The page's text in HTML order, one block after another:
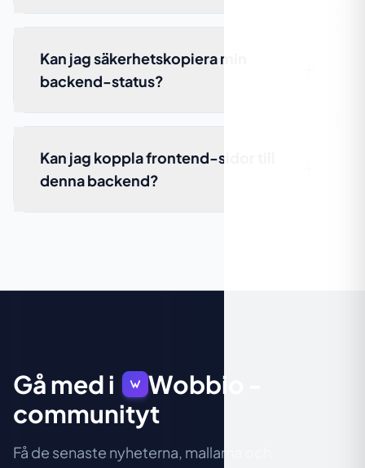
Kan jag säkerhetskopiera min
backend-status?
Kan jag koppla frontend-sidor till
denna backend?
Gå med i Wobbio
communityt
Få de senaste nyheterna, mallarna och